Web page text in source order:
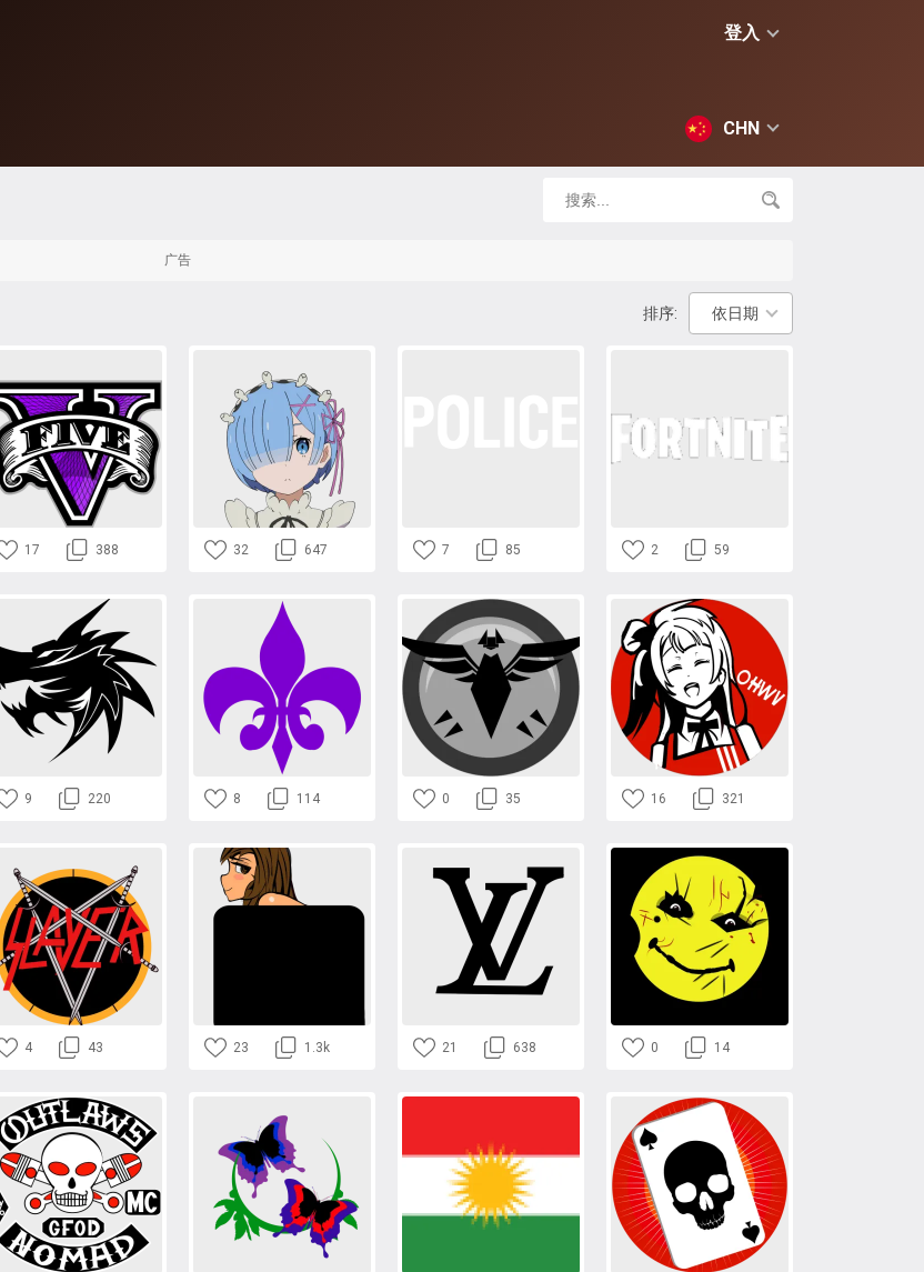
登入
CHN
广告
排序: 依日期
17 388 32 647 7 85 2 59
9 220 8 114 0 35 16 321
4 43 23 1.3k 21 638 0 14